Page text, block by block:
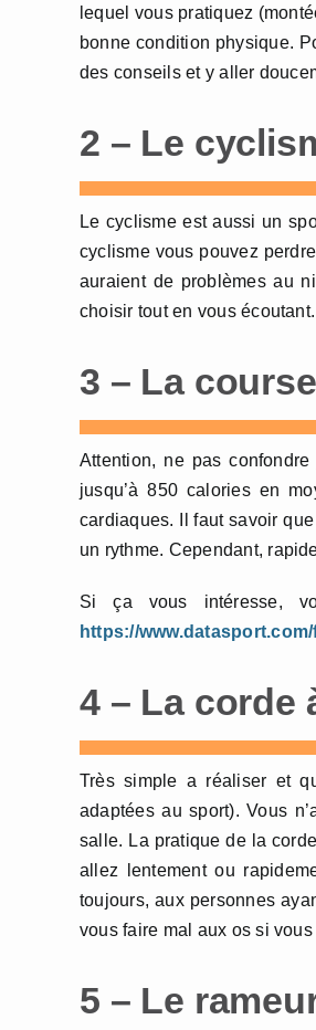
lequel vous pratiquez
bonne condition physique.
des conseils et y aller
2 – Le
Le cyclisme est aussi un
cyclisme vous pouvez
auraient de problèmes au
choisir tout en vous écoutant.
3 – La
Attention, ne pas
jusqu’à 850 calories en
cardiaques. Il faut savoir
un rythme. Cependant,
Si ça vous intéresse,
https://
4 – La corde
Très simple a réaliser et
adaptées au sport). Vous
salle. La pratique de la
allez lentement ou
toujours, aux personnes
vous faire mal aux os si
5 – Le